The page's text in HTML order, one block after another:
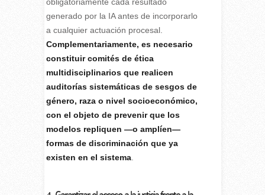
generado por la IA antes de incorporarlo
a cualquier actuación procesal.
Complementariamente, es necesario
constituir comités de ética
multidisciplinarios que realicen
auditorías sistemáticas de sesgos de
género, raza o nivel socioeconómico,
con el objeto de prevenir que los
modelos repliquen —o amplíen—
formas de discriminación que ya
existen en el sistema.